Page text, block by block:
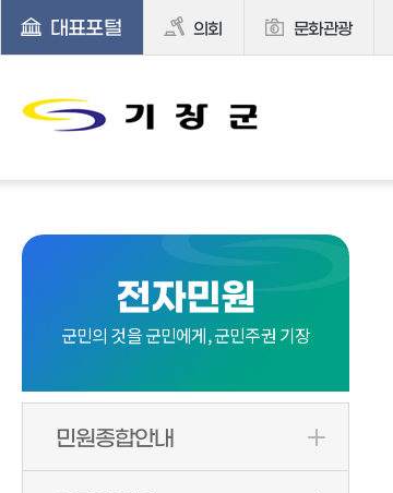
대표포털 의회 문화관광
전자민원
군민의 것을 군민에게, 군민주권 기장
민원종합안내